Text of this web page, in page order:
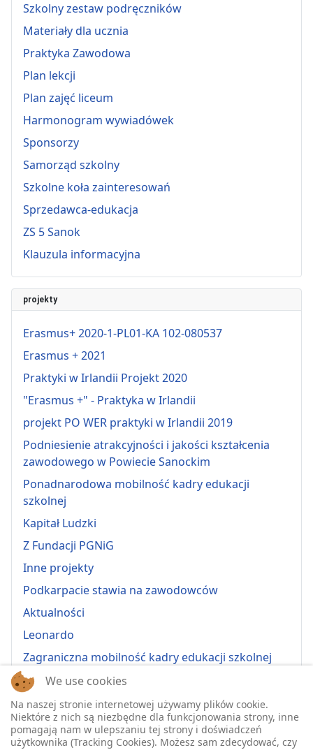
Szkolny zestaw podręczników
Materiały dla ucznia
Praktyka Zawodowa
Plan lekcji
Plan zajęć liceum
Harmonogram wywiadówek
Sponsorzy
Samorząd szkolny
Szkolne koła zainteresowań
Sprzedawca-edukacja
ZS 5 Sanok
Klauzula informacyjna
projekty
Erasmus+ 2020-1-PL01-KA 102-080537
Erasmus + 2021
Praktyki w Irlandii Projekt 2020
"Erasmus +" - Praktyka w Irlandii
projekt PO WER praktyki w Irlandii 2019
Podniesienie atrakcyjności i jakości kształcenia
zawodowego w Powiecie Sanockim
Ponadnarodowa mobilność kadry edukacji
szkolnej
Kapitał Ludzki
Z Fundacji PGNiG
Inne projekty
Podkarpacie stawia na zawodowców
Aktualności
Leonardo
Zagraniczna mobilność kadry edukacji szkolnej
Erasmus+ 2022-1-PL01-KA121-VET-000064815
Erasmus + 2022-1-PL01-KA121-SCH-000064635
Erasmus + 2023-1-PL01-KA121-SCH-000135484
Erasmus + 2023-1-PL01-KA121-VET-000139220
We use cookies
Na naszej stronie internetowej używamy plików cookie.
Niektóre z nich są niezbędne dla funkcjonowania strony, inne
pomagają nam w ulepszaniu tej strony i doświadczeń
użytkownika (Tracking Cookies). Możesz sam zdecydować, czy